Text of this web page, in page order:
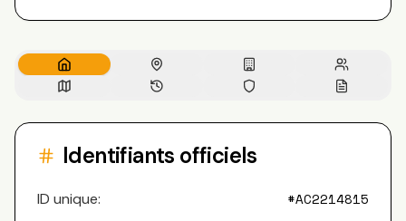
Identifiants officiels
ID unique: #AC2214815